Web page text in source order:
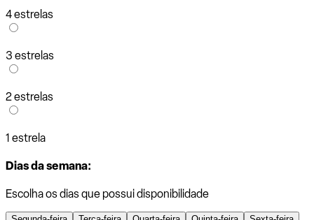
4 estrelas
3 estrelas
2 estrelas
1 estrela
Dias da semana:
Escolha os dias que possui disponibilidade